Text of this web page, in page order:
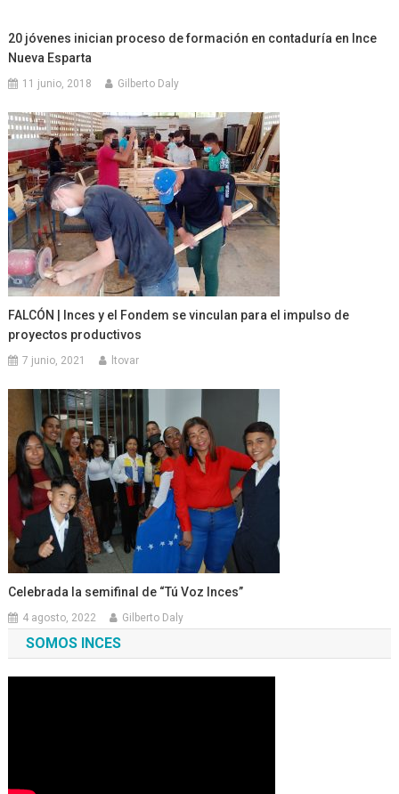
20 jóvenes inician proceso de formación en contaduría en Ince
Nueva Esparta
11 junio, 2018 Gilberto Daly
FALCÓN | Inces y el Fondem se vinculan para el impulso de
proyectos productivos
7 junio, 2021 ltovar
Celebrada la semifinal de “Tú Voz Inces”
4 agosto, 2022 Gilberto Daly
SOMOS INCES